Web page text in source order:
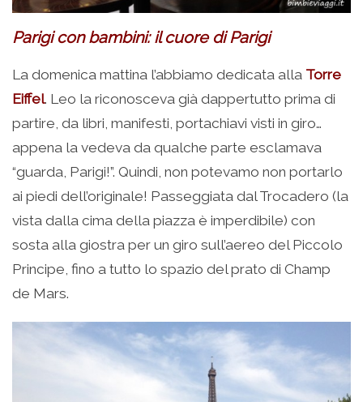
Parigi con bambini: il cuore di Parigi
La domenica mattina l’abbiamo dedicata alla Torre
Eiffel. Leo la riconosceva già dappertutto prima di
partire, da libri, manifesti, portachiavi visti in giro…
appena la vedeva da qualche parte esclamava
“guarda, Parigi!”. Quindi, non potevamo non portarlo
ai piedi dell’originale! Passeggiata dal Trocadero (la
vista dalla cima della piazza è imperdibile) con
sosta alla giostra per un giro sull’aereo del Piccolo
Principe, fino a tutto lo spazio del prato di Champ
de Mars.